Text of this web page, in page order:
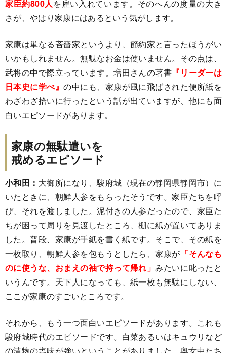
家臣約800人を雇い入れています。そのへんの度量の大き
さが、やはり家康にはあるという気がします。
家康は単なる吝嗇家というより、節約家と言ったほうがい
いかもしれません。無駄なお金は使いません。その点は、
武将の中で際立っています。増田さんの著書 『リーダーは
日本史に学べ』の中にも、家康が風に飛ばされた便所紙を
わざわざ拾いに行ったという話が出ていますが、他にも面
白いエピソードがあります。
家康の無駄遣いを
戒めるエピソード
小和田： 大御所になり、駿府城（現在の静岡県静岡市）に
いたときに、朝鮮人参をもらったそうです。家臣たちを呼
び、それを渡しました。泥付きの人参だったので、家臣た
ちが困って周りを見渡したところ、棚に紙が置いてありま
した。普段、家康が手紙を書く紙です。そこで、その紙を
一枚取り、朝鮮人参を包もうとしたら、家康が 「そんなも
のに使うな、おまえの袖で持って帰れ」みたいに叱ったと
いうんです。天下人になっても、紙一枚も無駄にしない、
ここが家康のすごいところです。
それから、もう一つ面白いエピソードがあります。これも
駿府城時代のエピソードです。白菜あるいはキュウリなど